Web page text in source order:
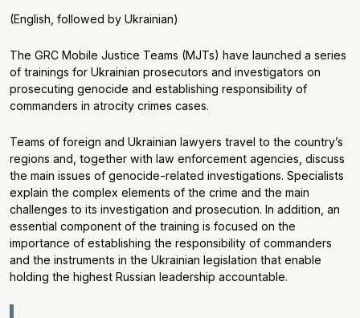
(English, followed by Ukrainian)
The GRC Mobile Justice Teams (MJTs) have launched a series
of trainings for Ukrainian prosecutors and investigators on
prosecuting genocide and establishing responsibility of
commanders in atrocity crimes cases.
Teams of foreign and Ukrainian lawyers travel to the country’s
regions and, together with law enforcement agencies, discuss
the main issues of genocide-related investigations. Specialists
explain the complex elements of the crime and the main
challenges to its investigation and prosecution. In addition, an
essential component of the training is focused on the
importance of establishing the responsibility of commanders
and the instruments in the Ukrainian legislation that enable
holding the highest Russian leadership accountable.